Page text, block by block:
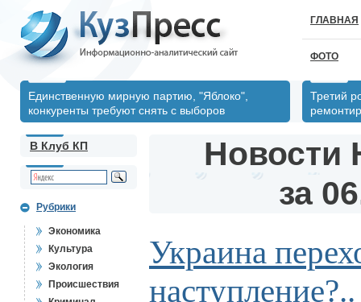
ГЛАВНАЯ
ФОТО
Единственную мирную партию, "Яблоко",
конкуренты требуют снять с выборов
Третий
В Клуб КП
Рубрики
Экономика
Культура
Экология
Происшествия
Новости
за
Украина
наступление?..